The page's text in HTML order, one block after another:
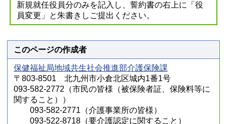
新規就任役員分のみを記入し、誓約書の右上に「役
員変更」と朱書きしご提出ください。
このページの作成者
保健福祉局地域共生社会推進部介護保険課
〒803-8501 北九州市小倉北区城内1番1号
093-582-2772（市民の皆様（被保険者証、保険料等に
関すること））
093-582-2771（介護事業所の皆様）
093-522-8718（要介護認定に関すること）